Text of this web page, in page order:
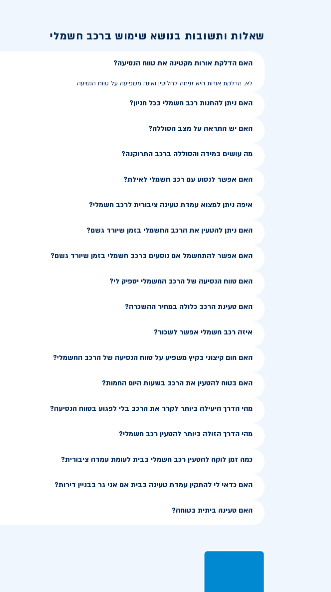
שאלות ותשובות בנושא שימוש ברכב חשמלי
האם הדלקת אורות מקטינה את טווח הנסיעה?
לא. הדלקת אורות היא זניחה לחלוטין ואינה משפיעה על טווח הנסיעה
האם ניתן להחנות רכב חשמלי בכל חניון?
האם יש התראה על מצב הסוללה?
מה עושים במידה והסוללה ברכב התרוקנה?
האם אפשר לנסוע עם רכב חשמלי לאילת?
איפה ניתן למצוא עמדת טעינה ציבורית לרכב חשמלי?
האם ניתן להטעין את הרכב החשמלי בזמן שיורד גשם?
האם אפשר להתחשמל אם נוסעים ברכב חשמלי בזמן שיורד גשם?
האם טווח הנסיעה של הרכב החשמלי יספיק לי?
האם טעינת הרכב כלולה במחיר ההשכרה?
איזה רכב חשמלי אפשר לשכור?
האם חום קיצוני בקיץ משפיע על טווח הנסיעה של הרכב החשמלי?
האם בטוח להטעין את הרכב בשעות היום החמות?
מהי הדרך היעילה ביותר לקרר את הרכב בלי לפגוע בטווח הנסיעה?
מהי הדרך הזולה ביותר להטעין רכב חשמלי?
כמה זמן לוקח להטעין רכב חשמלי בבית לעומת עמדה ציבורית?
האם כדאי לי להתקין עמדת טעינה בבית אם אני גר בבניין דירות?
האם טעינה ביתית בטוחה?